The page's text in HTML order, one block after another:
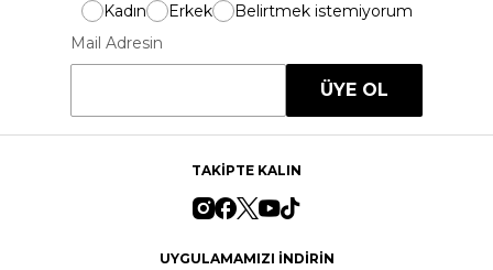
Kadın Erkek
Belirtmek istemiyorum
Mail Adresin
ÜYE OL
TAKİPTE KALIN
UYGULAMAMIZI İNDİRİN